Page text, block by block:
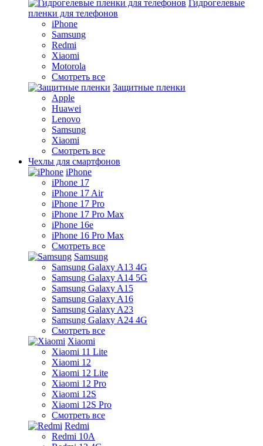
Гидрогелевые
пленки для телефонов
iPhone
Samsung
Redmi
Xiaomi
Motorola
Смотреть все
Защитные пленки
Apple
Huawei
Lenovo
Samsung
Xiaomi
Смотреть все
Чехлы для смартфонов
iPhone
iPhone 17
iPhone 17 Air
iPhone 17 Pro
iPhone 17 Pro Max
iPhone 16e
iPhone 16 Pro Max
Смотреть все
Samsung
Samsung Galaxy A13 4G
Samsung Galaxy A14 5G
Samsung Galaxy A15
Samsung Galaxy A16
Samsung Galaxy A23
Samsung Galaxy A24 4G
Смотреть все
Xiaomi
Xiaomi 11 Lite
Xiaomi 12
Xiaomi 12 Lite
Xiaomi 12 Pro
Xiaomi 12S
Xiaomi 12S Pro
Смотреть все
Redmi
Redmi 10A